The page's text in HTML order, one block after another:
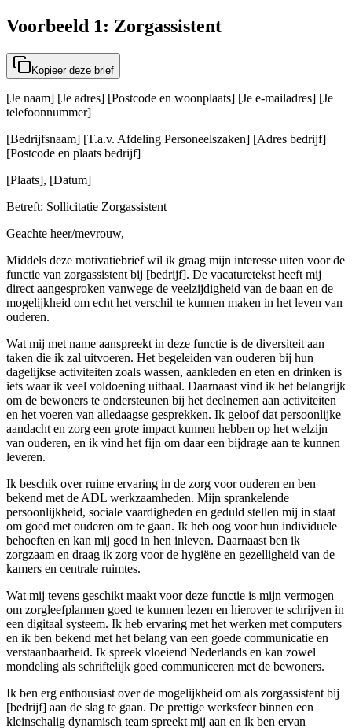
Voorbeeld 1: Zorgassistent
Kopieer deze brief
[Je naam] [Je adres] [Postcode en woonplaats] [Je e-mailadres] [Je
telefoonnummer]
[Bedrijfsnaam] [T.a.v. Afdeling Personeelszaken] [Adres bedrijf]
[Postcode en plaats bedrijf]
[Plaats], [Datum]
Betreft: Sollicitatie Zorgassistent
Geachte heer/mevrouw,
Middels deze motivatiebrief wil ik graag mijn interesse uiten voor de
functie van zorgassistent bij [bedrijf]. De vacaturetekst heeft mij
direct aangesproken vanwege de veelzijdigheid van de baan en de
mogelijkheid om echt het verschil te kunnen maken in het leven van
ouderen.
Wat mij met name aanspreekt in deze functie is de diversiteit aan
taken die ik zal uitvoeren. Het begeleiden van ouderen bij hun
dagelijkse activiteiten zoals wassen, aankleden en eten en drinken is
iets waar ik veel voldoening uithaal. Daarnaast vind ik het belangrijk
om de bewoners te ondersteunen bij het deelnemen aan activiteiten
en het voeren van alledaagse gesprekken. Ik geloof dat persoonlijke
aandacht en zorg een grote impact kunnen hebben op het welzijn
van ouderen, en ik vind het fijn om daar een bijdrage aan te kunnen
leveren.
Ik beschik over ruime ervaring in de zorg voor ouderen en ben
bekend met de ADL werkzaamheden. Mijn sprankelende
persoonlijkheid, sociale vaardigheden en geduld stellen mij in staat
om goed met ouderen om te gaan. Ik heb oog voor hun individuele
behoeften en kan mij goed in hen inleven. Daarnaast ben ik
zorgzaam en draag ik zorg voor de hygiëne en gezelligheid van de
kamers en centrale ruimtes.
Wat mij tevens geschikt maakt voor deze functie is mijn vermogen
om zorgleefplannen goed te kunnen lezen en hierover te schrijven in
een digitaal systeem. Ik heb ervaring met het werken met computers
en ik ben bekend met het belang van een goede communicatie en
verstaanbaarheid. Ik spreek vloeiend Nederlands en kan zowel
mondeling als schriftelijk goed communiceren met de bewoners.
Ik ben erg enthousiast over de mogelijkheid om als zorgassistent bij
[bedrijf] aan de slag te gaan. De prettige werksfeer binnen een
kleinschalig dynamisch team spreekt mij aan en ik ben ervan